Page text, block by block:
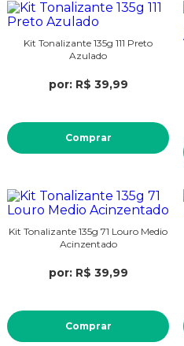
Kit Tonalizante 135g 111 Preto
Azulado
por: R$ 39,99
Comprar
Kit Tonalizante 135g 71 Louro Medio
Acinzentado
por: R$ 39,99
Comprar